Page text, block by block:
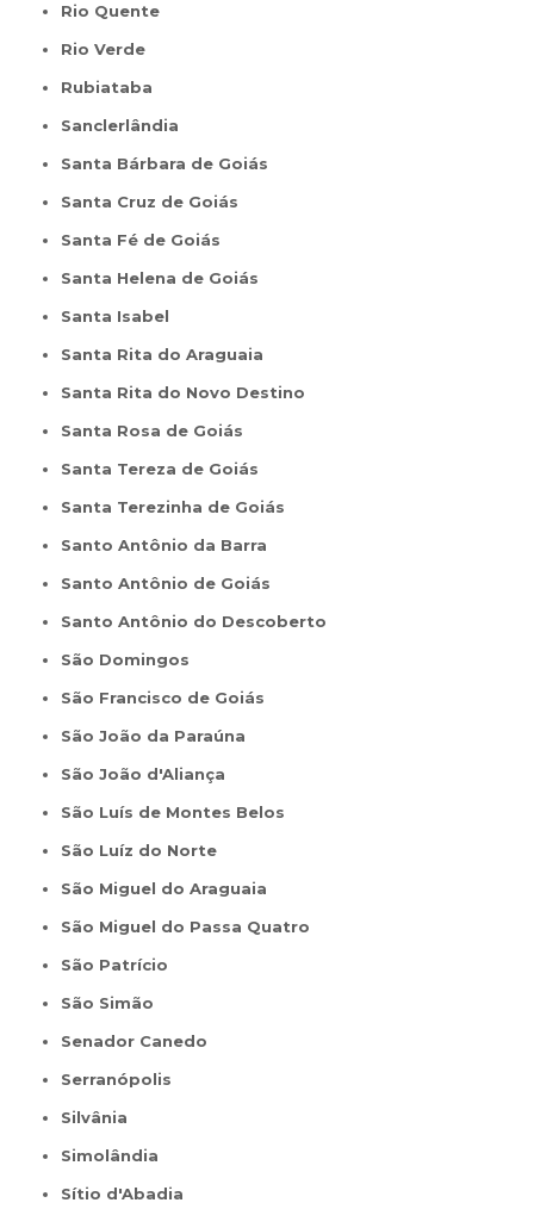
Rio Quente
Rio Verde
Rubiataba
Sanclerlândia
Santa Bárbara de Goiás
Santa Cruz de Goiás
Santa Fé de Goiás
Santa Helena de Goiás
Santa Isabel
Santa Rita do Araguaia
Santa Rita do Novo Destino
Santa Rosa de Goiás
Santa Tereza de Goiás
Santa Terezinha de Goiás
Santo Antônio da Barra
Santo Antônio de Goiás
Santo Antônio do Descoberto
São Domingos
São Francisco de Goiás
São João da Paraúna
São João d'Aliança
São Luís de Montes Belos
São Luíz do Norte
São Miguel do Araguaia
São Miguel do Passa Quatro
São Patrício
São Simão
Senador Canedo
Serranópolis
Silvânia
Simolândia
Sítio d'Abadia